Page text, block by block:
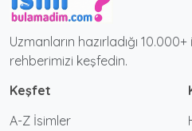
Uzmanların hazırladığı
rehberimizi keşfedin.
Keşfet
A-Z İsimler